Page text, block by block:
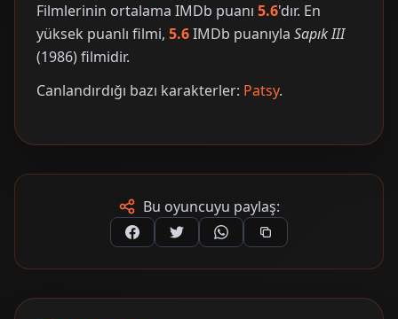
Filmlerinin ortalama IMDb puanı 5.6'dır. En
yüksek puanlı filmi, 5.6IMDb puanıyla Sapık III
(1986) filmidir.
Canlandırdığı bazı karakterler: Patsy.
Bu oyuncuyu paylaş: